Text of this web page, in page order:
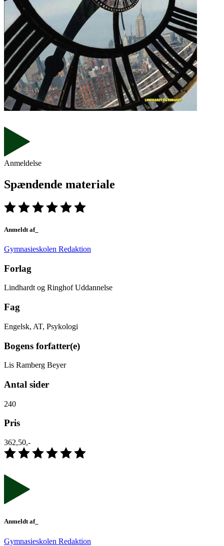
Anmeldelse
Spændende materiale
Anmeldt af_
Gymnasieskolen Redaktion
Forlag
Lindhardt og Ringhof Uddannelse
Fag
Engelsk, AT, Psykologi
Bogens forfatter(e)
Lis Ramberg Beyer
Antal sider
240
Pris
362,50,-
Anmeldt af_
Gymnasieskolen Redaktion